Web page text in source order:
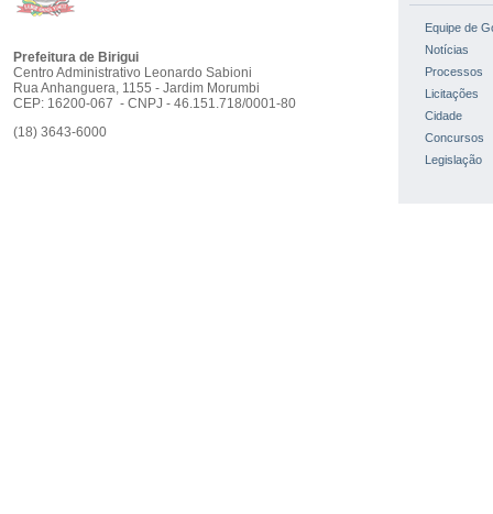
Prefeitura de Birigui
Centro Administrativo Leonardo Sabioni
Rua Anhanguera, 1155 - Jardim Morumbi
CEP: 16200-067 - CNPJ - 46.151.718/0001-80
(18) 3643-6000
Equipe de
Notícias
Processos
Licitações
Cidade
Concursos
Legislação